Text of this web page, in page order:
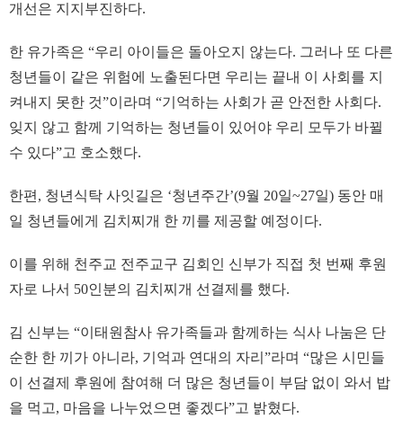
개선은 지지부진하다.
한 유가족은 “우리 아이들은 돌아오지 않는다. 그러나 또 다른
청년들이 같은 위험에 노출된다면 우리는 끝내 이 사회를 지
켜내지 못한 것”이라며 “기억하는 사회가 곧 안전한 사회다.
잊지 않고 함께 기억하는 청년들이 있어야 우리 모두가 바뀔
수 있다”고 호소했다.
한편, 청년식탁 사잇길은 ‘청년주간’(9월 20일~27일) 동안 매
일 청년들에게 김치찌개 한 끼를 제공할 예정이다.
이를 위해 천주교 전주교구 김회인 신부가 직접 첫 번째 후원
자로 나서 50인분의 김치찌개 선결제를 했다.
김 신부는 “이태원참사 유가족들과 함께하는 식사 나눔은 단
순한 한 끼가 아니라, 기억과 연대의 자리”라며 “많은 시민들
이 선결제 후원에 참여해 더 많은 청년들이 부담 없이 와서 밥
을 먹고, 마음을 나누었으면 좋겠다”고 밝혔다.